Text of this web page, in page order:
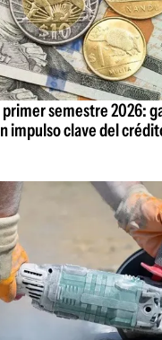
semestre 2026:
impulso clave del